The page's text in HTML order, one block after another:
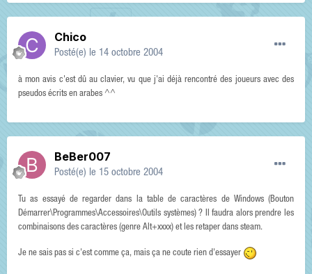
Chico
Posté(e) le 14 octobre 2004
à mon avis c'est dû au clavier, vu que j'ai déjà rencontré des joueurs avec des
pseudos écrits en arabes ^^
BeBer007
Posté(e) le 15 octobre 2004
Tu as essayé de regarder dans la table de caractères de Windows (Bouton
Démarrer\Programmes\Accessoires\Outils systèmes) ? Il faudra alors prendre les
combinaisons des caractères (genre Alt+xxxx) et les retaper dans steam.
Je ne sais pas si c'est comme ça, mais ça ne coute rien d'essayer